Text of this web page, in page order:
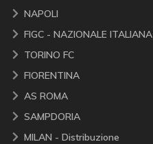
NAPOLI
FIGC - NAZIONALE ITALIANA
TORINO FC
FIORENTINA
AS ROMA
SAMPDORIA
MILAN - Distribuzione